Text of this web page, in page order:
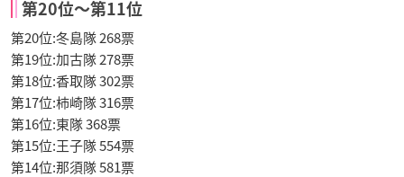
第20位〜第11位
第20位:冬島隊 268票
第19位:加古隊 278票
第18位:香取隊 302票
第17位:柿崎隊 316票
第16位:東隊 368票
第15位:王子隊 554票
第14位:那須隊 581票